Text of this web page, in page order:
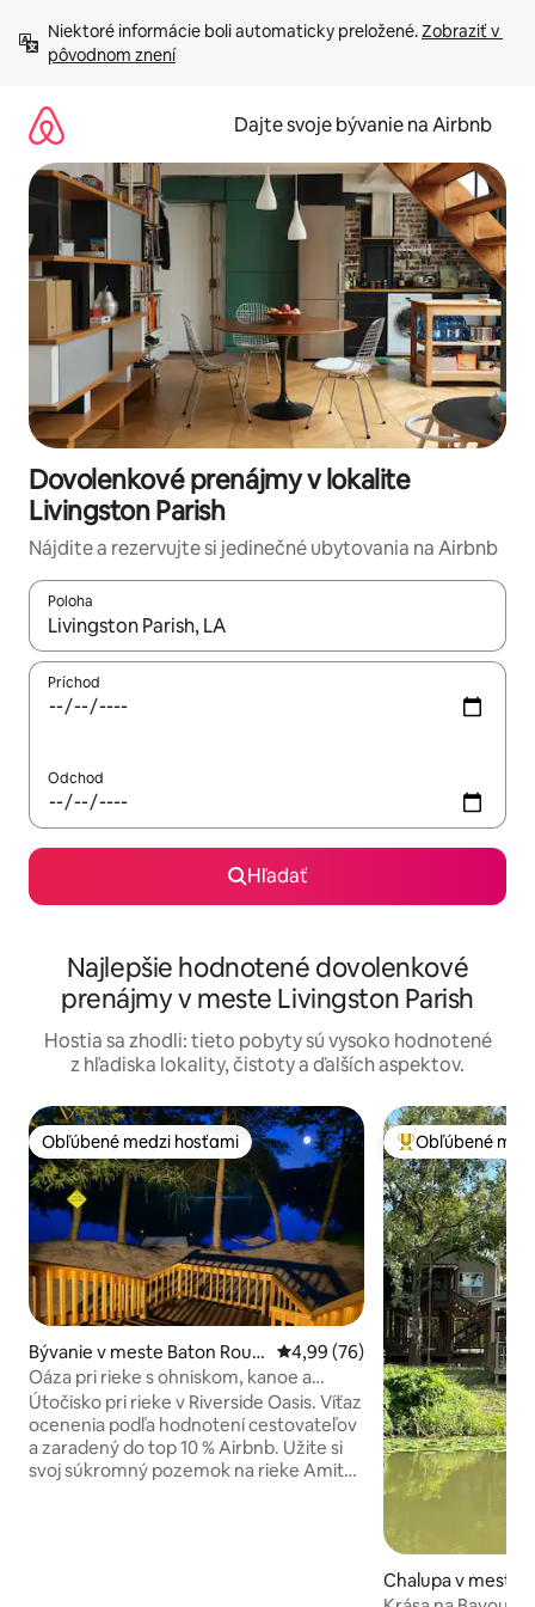
obsah.
Niektoré informácie boli automaticky preložené. Zobraziť v
pôvodnom znení
Dajte svoje bývanie na Airbnb
Dovolenkové prenájmy v lokalite
Livingston Parish
Nájdite a rezervujte si jedinečné ubytovania na Airbnb
Poloha
Keď budú výsledky k dispozícii, môžete si ich prechádzať
Príchod
Odchod
Hľadať
Najlepšie hodnotené dovolenkové
prenájmy v meste Livingston Parish
Hostia sa zhodli: tieto pobyty sú vysoko hodnotené
z hľadiska lokality, čistoty a ďalších aspektov.
Obľúbené medzi hosťami
Obľúbené medzi hosťami
Bývanie v meste Baton Roug
e
Priemerné ohodnotenie 4,99
4,99 (76)
Oáza pri rieke s ohniskom, kanoe a
výhľadom na západ slnka
Útočisko pri rieke v Riverside Oasis. Víťaz
ocenenia podľa hodnotení cestovateľov
a zaradený do top 10 % Airbnb. Užite si
svoj súkromný pozemok na rieke Amite
Najobľúbenejšie
Obľúbené
Chalupa v meste